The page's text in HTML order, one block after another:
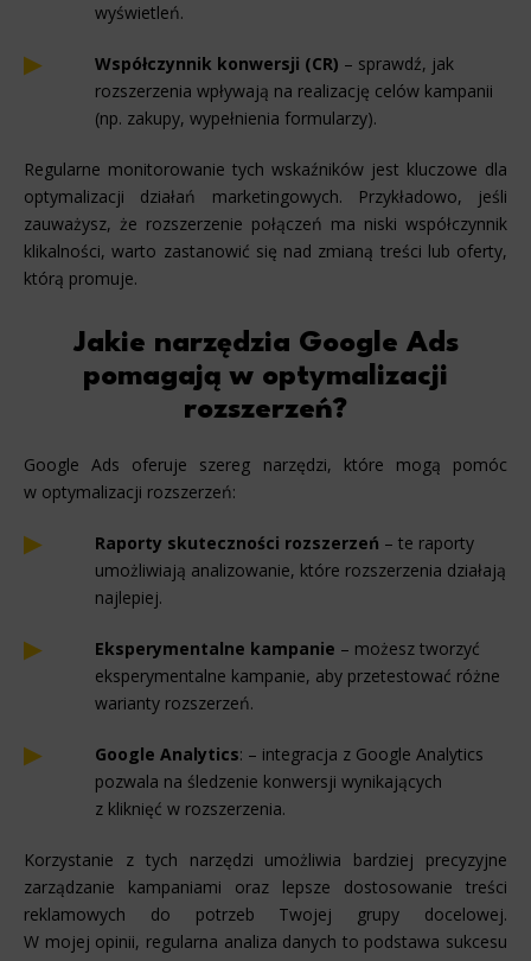
wyświetleń.
Współczynnik konwersji (CR) – sprawdź, jak
rozszerzenia wpływają na realizację celów kampanii
(np. zakupy, wypełnienia formularzy).
Regularne monitorowanie tych wskaźników jest kluczowe dla
optymalizacji działań marketingowych. Przykładowo, jeśli
zauważysz, że rozszerzenie połączeń ma niski współczynnik
klikalności, warto zastanowić się nad zmianą treści lub oferty,
którą promuje.
Jakie narzędzia Google Ads
pomagają w optymalizacji
rozszerzeń?
Google Ads oferuje szereg narzędzi, które mogą pomóc
w optymalizacji rozszerzeń:
Raporty skuteczności rozszerzeń – te raporty
umożliwiają analizowanie, które rozszerzenia działają
najlepiej.
Eksperymentalne kampanie – możesz tworzyć
eksperymentalne kampanie, aby przetestować różne
warianty rozszerzeń.
Google Analytics: – integracja z Google Analytics
pozwala na śledzenie konwersji wynikających
z kliknięć w rozszerzenia.
Korzystanie z tych narzędzi umożliwia bardziej precyzyjne
zarządzanie kampaniami oraz lepsze dostosowanie treści
reklamowych do potrzeb Twojej grupy docelowej.
W mojej opinii, regularna analiza danych to podstawa sukcesu